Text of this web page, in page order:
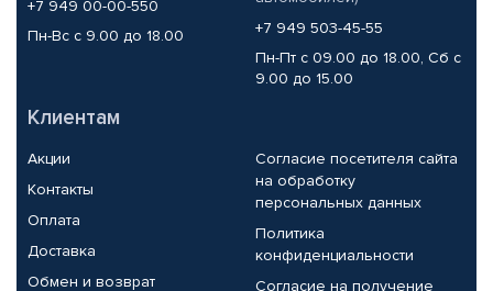
+7 949 00-00-550
Пн-Вс с 9.00 до 18.00
+7 949 503-45-55
Пн-Пт с 09.00 до 18.00, Сб с
9.00 до 15.00
Клиентам
Акции
Контакты
Оплата
Доставка
Обмен и возврат
Согласие посетителя сайта
на обработку
персональных данных
Политика
конфиденциальности
Согласие на получение